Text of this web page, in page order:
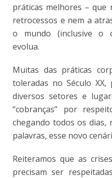
práticas melhores – que
retrocessos e nem a
o mundo (inclusive o
evolua.
Muitas das práticas
toleradas no Século
diversos setores e
“cobranças” por
chegando todos os dias,
palavras, esse novo
Reiteramos que as
precisam ser